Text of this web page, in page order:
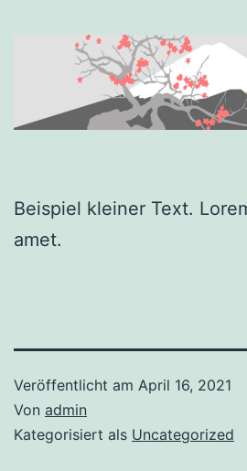
Beispiel kleiner Text.
amet.
Veröffentlicht am April 16, 2021
Von admin
Kategorisiert als Uncategorized